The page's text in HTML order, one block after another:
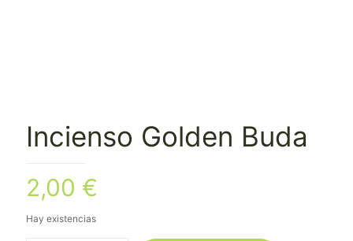
Incienso Golden Buda
2,00 €
Hay existencias